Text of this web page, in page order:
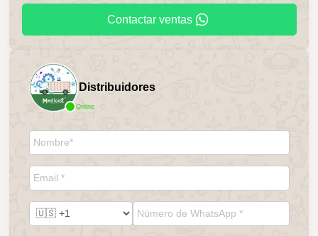
Contactar ventas
Online
Distribuidores